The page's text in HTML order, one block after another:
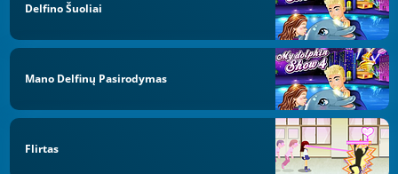
Delfino Šuoliai
Mano Delfinų Pasirodymas
Flirtas